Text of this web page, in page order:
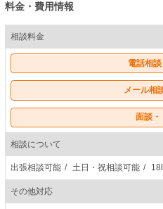
料金・費用情報
相談料金
電話相
メール相
面談・
相談について
出張相談可能 土日・祝相談可能 18
その他対応